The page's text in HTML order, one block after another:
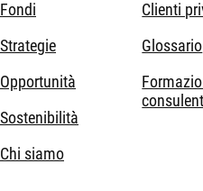
Fondi
Strategie
Opportunità
Sostenibilità
Chi siamo
Clienti
Glossario